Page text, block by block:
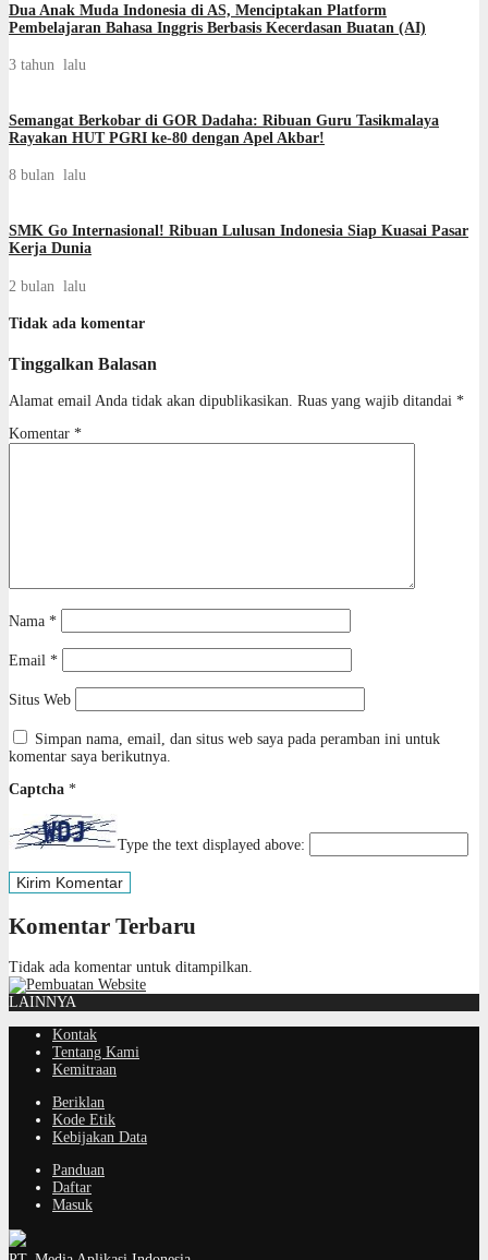
Dua Anak Muda Indonesia di AS, Menciptakan Platform
Pembelajaran Bahasa Inggris Berbasis Kecerdasan Buatan (AI)
3 tahun lalu
Semangat Berkobar di GOR Dadaha: Ribuan Guru Tasikmalaya
Rayakan HUT PGRI ke-80 dengan Apel Akbar!
8 bulan lalu
SMK Go Internasional! Ribuan Lulusan Indonesia Siap Kuasai Pasar
Kerja Dunia
2 bulan lalu
Tidak ada komentar
Tinggalkan Balasan
Alamat email Anda tidak akan dipublikasikan. Ruas yang wajib ditandai *
Komentar *
Nama *
Email *
Situs Web
Simpan nama, email, dan situs web saya pada peramban ini untuk
komentar saya berikutnya.
Captcha *
Type the text displayed above:
Komentar Terbaru
Tidak ada komentar untuk ditampilkan.
LAINNYA
Kontak
Tentang Kami
Kemitraan
Beriklan
Kode Etik
Kebijakan Data
Panduan
Daftar
Masuk